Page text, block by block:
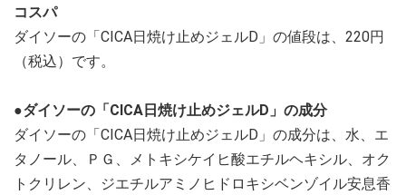
コスパ
ダイソーの「CICA日焼け止めジェルD」の値段は、220円
（税込）です。
●ダイソーの「CICA日焼け止めジェルD」の成分
ダイソーの「CICA日焼け止めジェルD」の成分は、水、エ
タノール、ＰＧ、メトキシケイヒ酸エチルヘキシル、オク
トクリレン、ジエチルアミノヒドロキシベンゾイル安息香